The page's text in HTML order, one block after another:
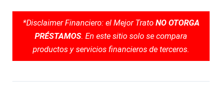
*Disclaimer Financiero: el Mejor Trato NO OTORGA
PRÉSTAMOS. En este sitio solo se compara
productos y servicios financieros de terceros.